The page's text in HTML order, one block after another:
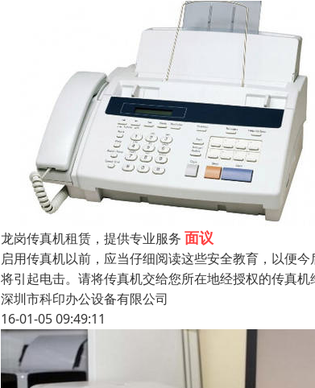
龙岗传真机租赁，提供专业服务 面议
启用传真机以前，应当仔细阅读这些安全教育，以便
将引起电击。请将传真机交给您所在地经授权的传真
深圳市科印办公设备有限公司
16-01-05 09:49:11